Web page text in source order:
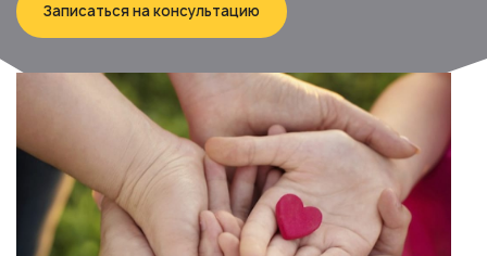
Записаться на консультацию